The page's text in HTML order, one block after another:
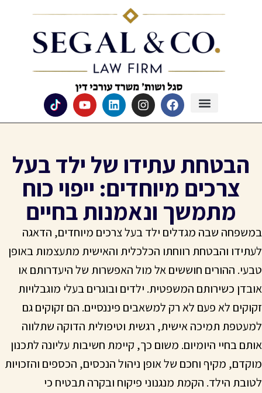
הבטחת עתידו של ילד בעל
צרכים מיוחדים: ייפוי כוח
מתמשך ונאמנות בחיים
במשפחה שבה מגדלים ילד בעל צרכים מיוחדים, הדאגה
לעתידו והבטחת רווחתו הכלכלית והאישית מתעצמות באופן
טבעי. ההורים חוששים אל מול האפשרות של היעדרותם או
אובדן כשירותם המשפטית. ילדים ובוגרים בעלי מוגבלויות
זקוקים לא פעם לא רק למשאבים פיננסיים. הם זקוקים גם
למעטפת תמיכה אישית, רגשית וטיפולית הדוקה שתלווה
אותם בחיי היומיום. משום כך, קיימת חשיבות עליונה לתכנון
מוקדם, מקיף וחכם של אופן ניהול הנכסים, הכספים והזכויות
לטובת הילד. הקמת מנגנוני פיקוח ובקרה תבטיח כי